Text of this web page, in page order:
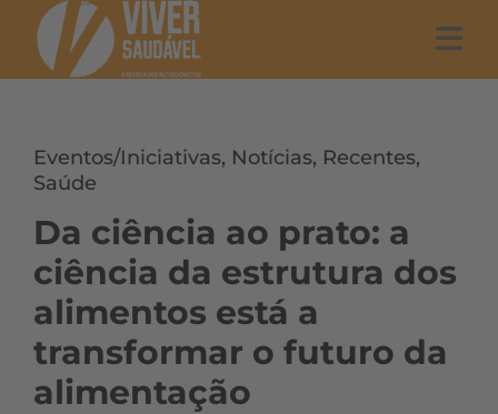
Eventos/Iniciativas, Notícias, Recentes,
Saúde
Da ciência ao prato: a
ciência da estrutura dos
alimentos está a
transformar o futuro da
alimentação